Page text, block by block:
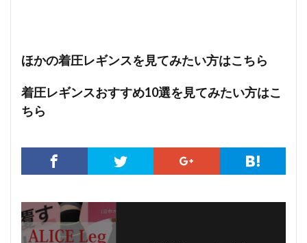
ほかの着圧レギンスを見てみたい方はこちら
着圧レギンスおすすめ10選を見てみたい方はこ
ちら